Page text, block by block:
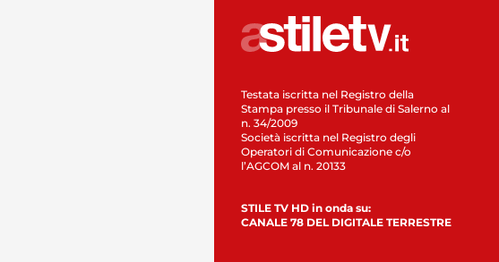
Testata iscritta nel Registro della
Stampa presso il Tribunale di Salerno al
n. 34/2009
Società iscritta nel Registro degli
Operatori di Comunicazione c/o
l’AGCOM al n. 20133
STILE TV HD in onda su:
CANALE 78 DEL DIGITALE TERRESTRE